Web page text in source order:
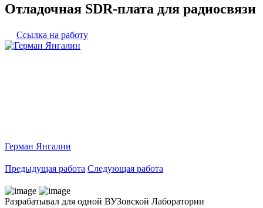
Отладочная SDR-плата для радиосвязи
Ссылка на работу
Герман Янгалин
Предыдущая работа Следующая работа
Разрабатывал для одной ВУЗовской Лаборатории